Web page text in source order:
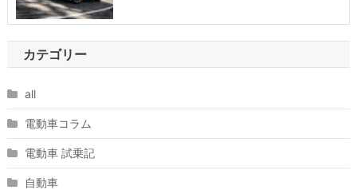
カテゴリー
all
電動車コラム
電動車 試乗記
自動車